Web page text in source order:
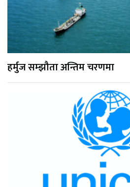
हर्मुज सम्झौता अन्तिम चरणमा